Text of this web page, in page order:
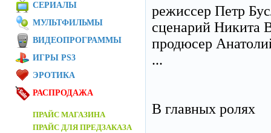
режиссер Петр
сценарий Никита
продюсер
...
В главных ролях
СЕРИАЛЫ
МУЛЬТФИЛЬМЫ
ВИДЕОПРОГРАММЫ
ИГРЫ PS3
ЭРОТИКА
РАСПРОДАЖА
ПРАЙС МАГАЗИНА
ПРАЙС ДЛЯ ПРЕДЗАКАЗА